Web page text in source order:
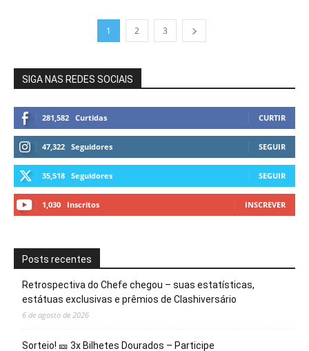
1 2 3
SIGA NAS REDES SOCIAIS
281,582 Curtidas CURTIR
47,322 Seguidores SEGUIR
35,518 Seguidores SEGUIR
1,030 Inscritos INSCREVER
Posts recentes
Retrospectiva do Chefe chegou – suas estatísticas,
estátuas exclusivas e prêmios de Clashiversário
6 de agosto de 2026
Sorteio! 🎫 3x Bilhetes Dourados – Participe